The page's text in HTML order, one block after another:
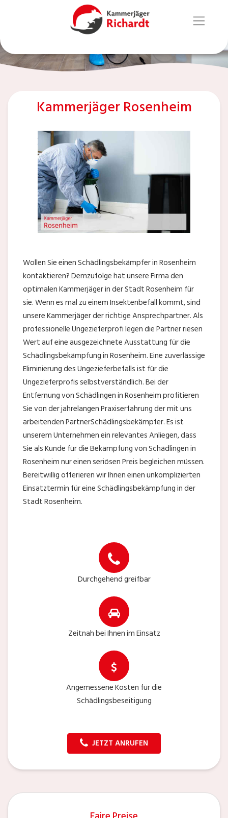
Kammerjäger Rosenheim
Wollen Sie einen Schädlingsbekämpfer in Rosenheim
kontaktieren? Demzufolge hat unsere Firma den
optimalen Kammerjäger in der Stadt Rosenheim für
sie. Wenn es mal zu einem Insektenbefall kommt, sind
unsere Kammerjäger der richtige Ansprechpartner. Als
professionelle Ungezieferprofi legen die Partner riesen
Wert auf eine ausgezeichnete Ausstattung für die
Schädlingsbekämpfung in Rosenheim. Eine zuverlässige
Eliminierung des Ungezieferbefalls ist für die
Ungezieferprofis selbstverständlich. Bei der
Entfernung von Schädlingen in Rosenheim profitieren
Sie von der jahrelangen Praxiserfahrung der mit uns
arbeitenden PartnerSchädlingsbekämpfer. Es ist
unserem Unternehmen ein relevantes Anliegen, dass
Sie als Kunde für die Bekämpfung von Schädlingen in
Rosenheim nur einen seriösen Preis begleichen müssen.
Bereitwillig offerieren wir Ihnen einen unkomplizierten
Einsatztermin für eine Schädlingsbekämpfung in der
Stadt Rosenheim.
Durchgehend greifbar
Zeitnah bei Ihnen im Einsatz
Angemessene Kosten für die
Schädlingsbeseitigung
JETZT ANRUFEN